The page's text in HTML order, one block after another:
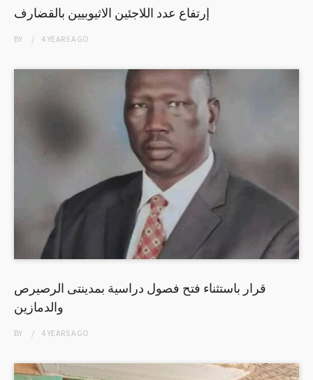
إرتفاع عدد اللاجئين الاثيوبيين بالقضارف
BY 4 YEARSAGO
قرار باستثناء فتح فصول دراسية بمدينتى الرصيرص
والدمازين
BY 4 YEARSAGO